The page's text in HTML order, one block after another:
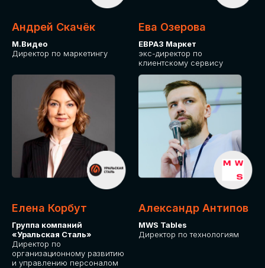
Андрей Скачёк
М.Видео
Директор по маркетингу
Ева Озерова
ЕВРАЗ Маркет
экс-директор по
клиентскому сервису
Елена Корбут
Группа компаний
«Уральская Сталь»
Директор по
организационному развитию
и управлению персоналом
Александр Антипов
MWS Tables
Директор по технологиям